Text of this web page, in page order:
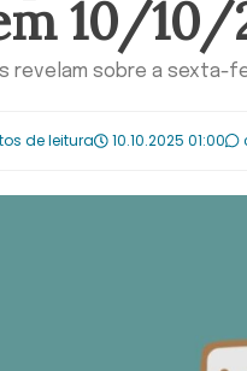
10/10/
revelam sobre a sexta-
de leitura 10.10.2025 01:00